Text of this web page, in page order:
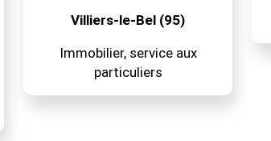
Villiers-le-Bel (95)
Immobilier, service aux
particuliers